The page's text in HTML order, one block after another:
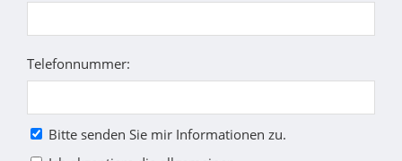
Telefonnummer:
Bitte senden Sie mir Informationen zu.